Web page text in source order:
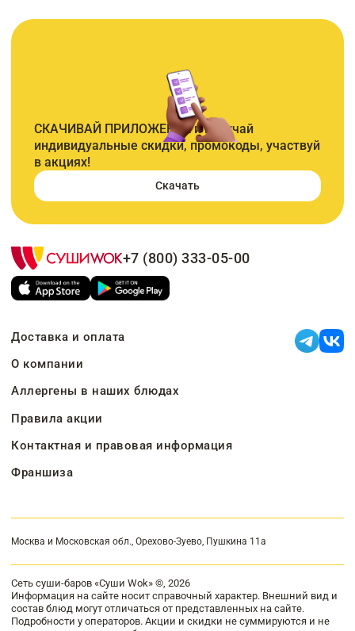
СКАЧИВАЙ ПРИЛОЖЕНИЕ и получай
индивидуальные скидки, промокоды, участвуй
в акциях!
Скачать
+7 (800) 333-05-00
Доставка и оплата
О компании
Аллергены в наших блюдах
Правила акции
Контактная и правовая информация
Франшиза
Москва и Московская обл., Орехово-Зуево, Пушкина 11а
Сеть суши-баров «Суши Wok» ©, 2026
Информация на сайте носит справочный характер. Внешний вид и
состав блюд могут отличаться от представленных на сайте.
Подробности у операторов. Акции и скидки не суммируются и не